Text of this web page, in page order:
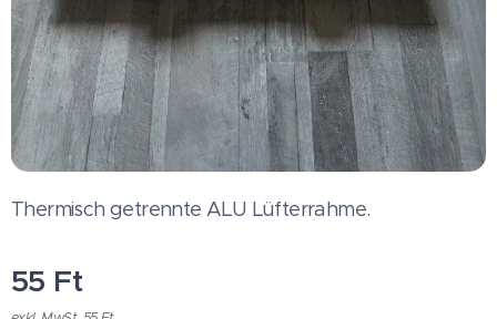
Thermisch getrennte ALU Lüfterrahme.
55 Ft